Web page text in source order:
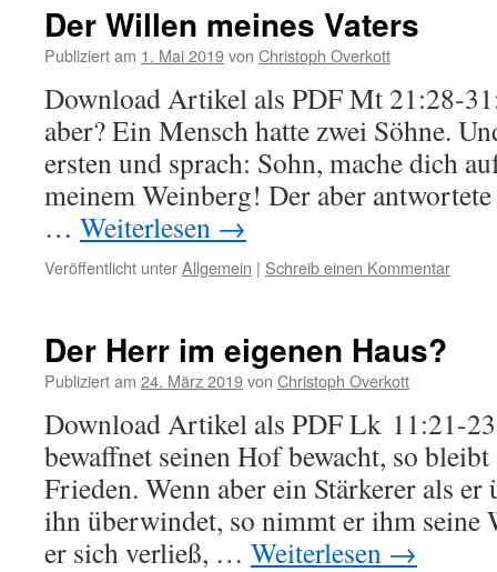
Der Willen meines Vaters
Publiziert am 1. Mai 2019von Christoph Overkott
Download Artikel als PDF Mt 21:28-
aber? Ein Mensch hatte zwei Söhne.
ersten und sprach: Sohn, mache dich
meinem Weinberg! Der aber
… Weiterlesen →
Veröffentlicht unterAllgemein | Schreib einen Kommentar
Der Herr im eigenen Haus?
Publiziert am 24. März 2019von Christoph Overkott
Download Artikel als PDF Lk 11:21-
bewaffnet seinen Hof bewacht, so
Frieden. Wenn aber ein Stärkerer als
ihn überwindet, so nimmt er ihm seine
er sich verließ, … Weiterlesen →